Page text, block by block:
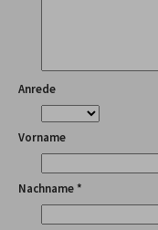
Anrede
Vorname
Nachname *